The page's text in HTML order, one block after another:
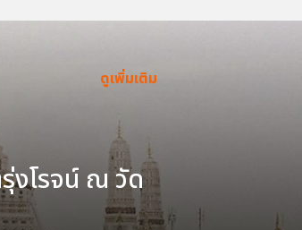
ดูเพิ่มเติม
รุ่งโรจน์ ณ วัด